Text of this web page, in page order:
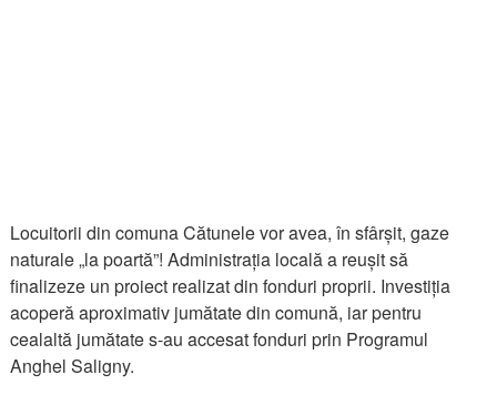
Locuitorii din comuna Cătunele vor avea, în sfârșit, gaze
naturale „la poartă”! Administrația locală a reușit să
finalizeze un proiect realizat din fonduri proprii. Investiția
acoperă aproximativ jumătate din comună, iar pentru
cealaltă jumătate s-au accesat fonduri prin Programul
Anghel Saligny.